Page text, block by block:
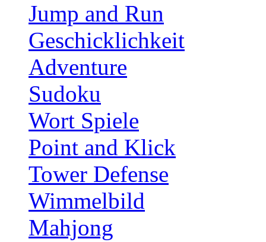
Jump and Run
Geschicklichkeit
Adventure
Sudoku
Wort Spiele
Point and Klick
Tower Defense
Wimmelbild
Mahjong